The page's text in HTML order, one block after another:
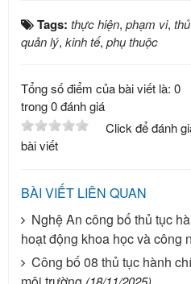
Tags: thực hiện, phạm vi,
quản lý, kinh tế, phụ thuộc
Tổng số điểm của bài viết là: 0
trong 0 đánh giá
Click để đánh
bài viết
BÀI VIẾT LIÊN QUAN
Nghệ An công bố thủ tục
hoạt động khoa học và công
Công bố 08 thủ tục hành